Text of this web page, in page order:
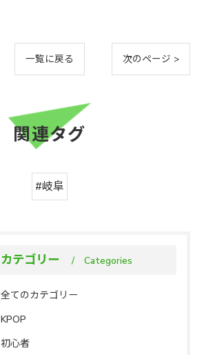
一覧に戻る 次のページ >
関連タグ
#岐阜
カテゴリー Categories
全てのカテゴリー
KPOP
初心者